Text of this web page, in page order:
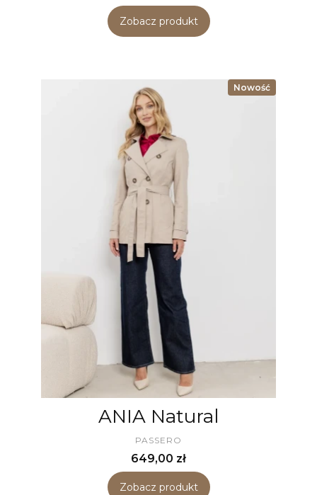
Zobacz produkt
Nowość
ANIA Natural
PRODUCENT
PASSERO
Cena
649,00 zł
Zobacz produkt